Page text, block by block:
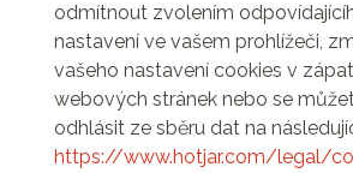
odmítnout zvolením
nastavení ve vašem prohlížeči,
vašeho nastavení cookies v
webových stránek nebo se
odhlásit ze sběru dat na
https://www.hotjar.com/legal/